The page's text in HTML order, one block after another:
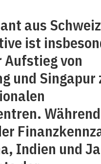
aus
ist
Aufstieg von
und Singapur
Indien und